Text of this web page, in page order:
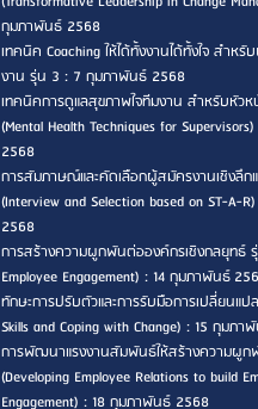
กุมภาพันธ์ 2568
เทคนิค Coaching ให้ได้ทั้งงานได้ทั้งใจ สำหรั
งาน รุ่น 3 : 7 กุมภาพันธ์ 2568
เทคนิคการดูแลสุขภาพใจทีมงาน สำหรับหัว
(Mental Health Techniques for
2568
การสัมภาษณ์และคัดเลือกผู้สมัครงานเชิงลึก
(Interview and Selection based on ST-A-
2568
การสร้างความผูกพันต่อองค์กรเชิงกลยุทธ์
Employee Engagement) : 14 กุมภาพันธ์
ทักษะการปรับตัวและการรับมือการเปลี่ยนแป
Skills and Coping with Change) : 15 กุมภ
การพัฒนาแรงงานสัมพันธ์ให้สร้างความผู
(Developing Employee Relations to build
Engagement) : 18 กุมภาพันธ์ 2568